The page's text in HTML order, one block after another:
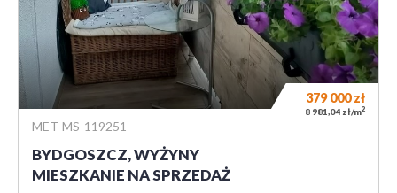
MET-MS-119251
BYDGOSZCZ, WYŻYNY
MIESZKANIE NA SPRZEDAŻ
379 000zł
8 981,04 zł/m2